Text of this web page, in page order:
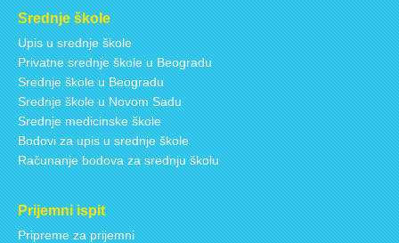
Srednje škole
Upis u srednje škole
Privatne srednje škole u Beogradu
Srednje škole u Beogradu
Srednje škole u Novom Sadu
Srednje medicinske škole
Bodovi za upis u srednje škole
Računanje bodova za srednju školu
Prijemni ispit
Pripreme za prijemni